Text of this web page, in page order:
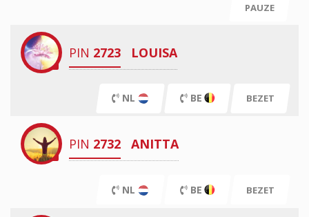
PAUZE
PIN 2723 LOUISA
NL BE BEZET
PIN 2732 ANITTA
NL BE BEZET